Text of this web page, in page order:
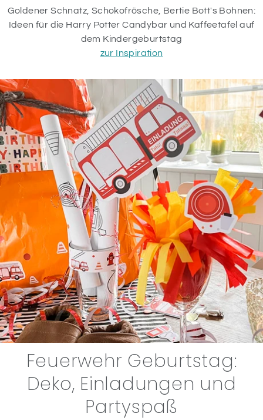
Goldener Schnatz, Schokofrösche, Bertie Bott's Bohnen:
Ideen für die Harry Potter Candybar und Kaffeetafel auf
dem Kindergeburtstag
zur Inspiration
Feuerwehr Geburtstag:
Deko, Einladungen und
Partyspaß